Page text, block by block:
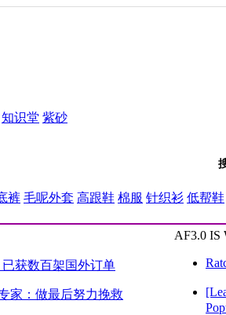
知识堂 紫砂
裤 毛呢外套 高跟鞋 棉服 针织衫 低帮鞋
获数百架国外订单
家：做最后努力挽救
AF3.0 IS